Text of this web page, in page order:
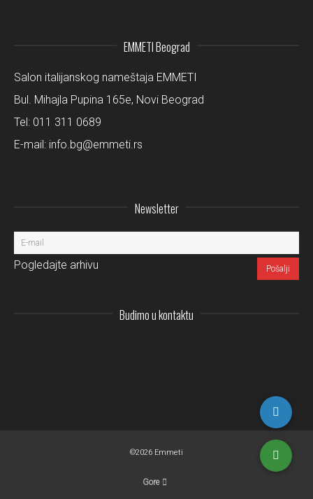
EMMETI Beograd
Salon italijanskog nameštaja EMMETI
Bul. Mihajla Pupina 165e, Novi Beograd
Tel: 011 311 0689
E-mail: info.bg@emmeti.rs
Newsletter
Pogledajte arhivu
Budimo u kontaktu
©2026 Emmeti
Gore